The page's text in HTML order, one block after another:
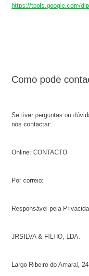
https://tools.google.com/
Como pode
Se tiver perguntas ou
nos contactar:
Online: CONTACTO
Por correio:
Responsável pela
JRSILVA & FILHO, LDA.
Largo Ribeiro do Amaral,